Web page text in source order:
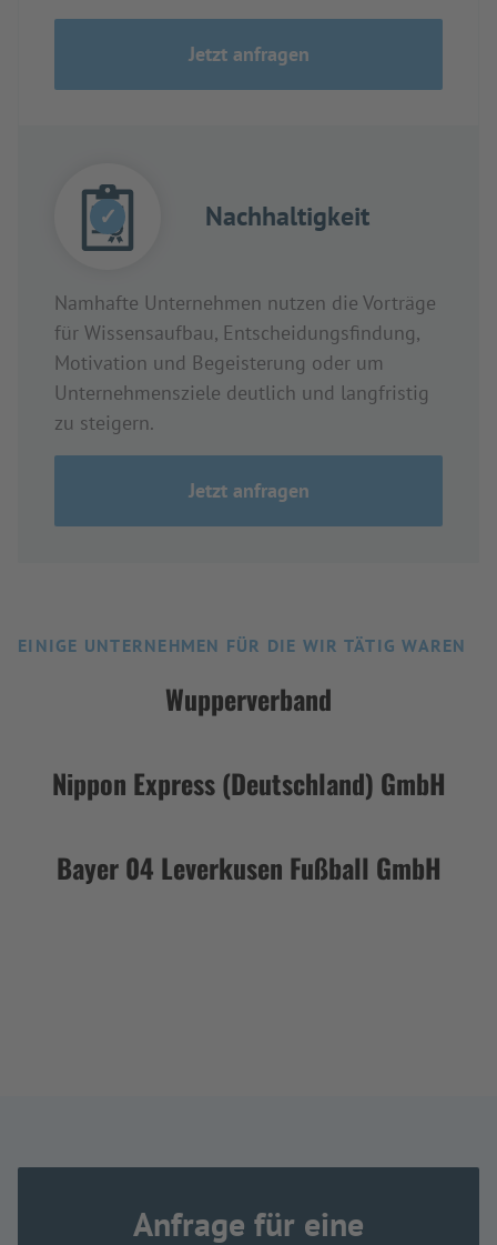
Jetzt anfragen
✓ Nachhaltigkeit
Namhafte Unternehmen nutzen die Vorträge
für Wissensaufbau, Entscheidungsfindung,
Motivation und Begeisterung oder um
Unternehmensziele deutlich und langfristig
zu steigern.
Jetzt anfragen
EINIGE UNTERNEHMEN FÜR DIE WIR TÄTIG WAREN
Wupperverband
Nippon Express (Deutschland) GmbH
Bayer 04 Leverkusen Fußball GmbH
Anfrage für eine